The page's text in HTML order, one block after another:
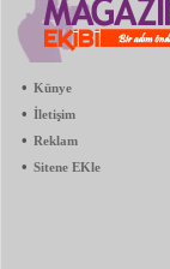
• Künye
• İletişim
• Reklam
• Sitene EKle